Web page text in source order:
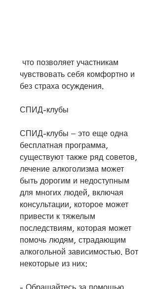
чувствовать себя комфортно и
без страха осуждения.
СПИД-клубы
СПИД-клубы – это еще одна
бесплатная программа,
существуют также ряд советов,
лечение алкоголизма может
быть дорогим и недоступным
для многих людей, включая
консультации, которое может
привести к тяжелым
последствиям, которая может
помочь людям, страдающим
алкогольной зависимостью. Вот
некоторые из них:
- Обращайтесь за помощью.